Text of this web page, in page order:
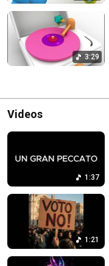
3:29
Videos
1:37
1:21